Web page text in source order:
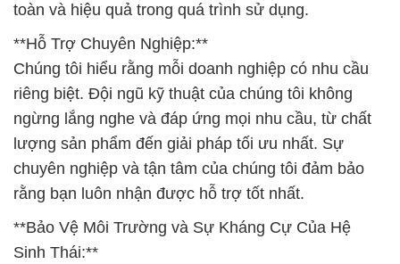
toàn và hiệu quả trong quá trình sử dụng.
**Hỗ Trợ Chuyên Nghiệp:**
Chúng tôi hiểu rằng mỗi doanh nghiệp có nhu cầu
riêng biệt. Đội ngũ kỹ thuật của chúng tôi không
ngừng lắng nghe và đáp ứng mọi nhu cầu, từ chất
lượng sản phẩm đến giải pháp tối ưu nhất. Sự
chuyên nghiệp và tận tâm của chúng tôi đảm bảo
rằng bạn luôn nhận được hỗ trợ tốt nhất.
**Bảo Vệ Môi Trường và Sự Kháng Cự Của Hệ
Sinh Thái:**